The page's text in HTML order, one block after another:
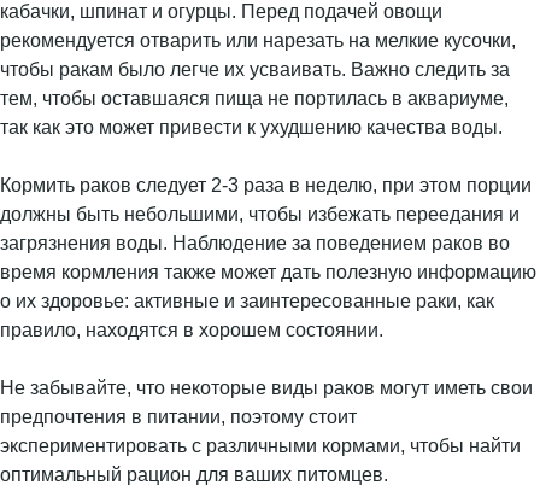
кабачки, шпинат и огурцы. Перед подачей овощи
рекомендуется отварить или нарезать на мелкие кусочки,
чтобы ракам было легче их усваивать. Важно следить за
тем, чтобы оставшаяся пища не портилась в аквариуме,
так как это может привести к ухудшению качества воды.
Кормить раков следует 2-3 раза в неделю, при этом порции
должны быть небольшими, чтобы избежать переедания и
загрязнения воды. Наблюдение за поведением раков во
время кормления также может дать полезную информацию
о их здоровье: активные и заинтересованные раки, как
правило, находятся в хорошем состоянии.
Не забывайте, что некоторые виды раков могут иметь свои
предпочтения в питании, поэтому стоит
экспериментировать с различными кормами, чтобы найти
оптимальный рацион для ваших питомцев.